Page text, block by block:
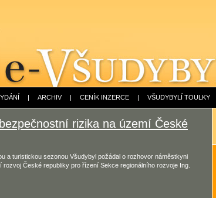
| ARCHIV | CENÍK INZERCE | VŠUDYBYLÍ TOULKY
rizika na území České
a turistickou sezonou Všudybyl požádal o rozhovor náměstkyni
rozvoj České republiky pro řízení Sekce regionálního rozvoje Ing.